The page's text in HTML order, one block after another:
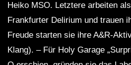
Heiko MSO. Letztere arbeiten
Frankfurter Delirium und trauen
Freude starten sie ihre A&R-
Klang). – Für Holy Garage